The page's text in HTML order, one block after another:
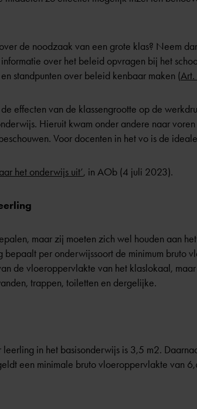
de noodzaak van een grote klas? Neem
over het beleid opvragen bij het
standpunten over beleid kenbaar maken (
effecten van de klassengrootte op de
Hieruit kwam onder andere naar
Voor docenten in het vo is de
het onderwijs uit’, in AOb (4 juli 2023).
maar zij moeten zich wel houden aan het
bepaalt per onderwijssoort de minimum bruto
de vloeroppervlakte van het klaslokaal,
trappen, toiletten en dergelijke.
in het basisonderwijs is 3,5 m2.
een minimale bruto vloeroppervlakte van